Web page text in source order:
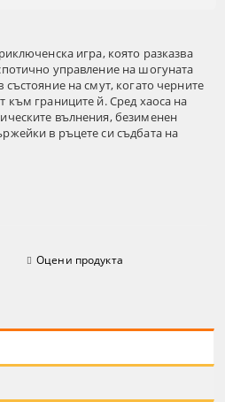
игра, която разказва
управление на шогуната
състояние на смут, когато черните
към границите й. Сред хаоса на
вълнения, безименен
в ръцете си съдбата на
Оцени продукта